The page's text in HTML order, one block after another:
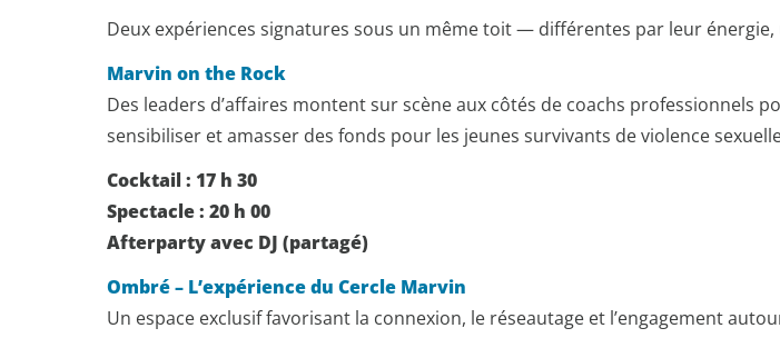
Deux expériences signatures sous un même toit — différentes par leur
Marvin on the Rock
Des leaders d’affaires montent sur scène aux côtés de coachs professionnels
sensibiliser et amasser des fonds pour les jeunes survivants de violence
Cocktail : 17 h 30
Spectacle : 20 h 00
Afterparty avec DJ (partagé)
Ombré – L’expérience du Cercle Marvin
Un espace exclusif favorisant la connexion, le réseautage et l’engagement